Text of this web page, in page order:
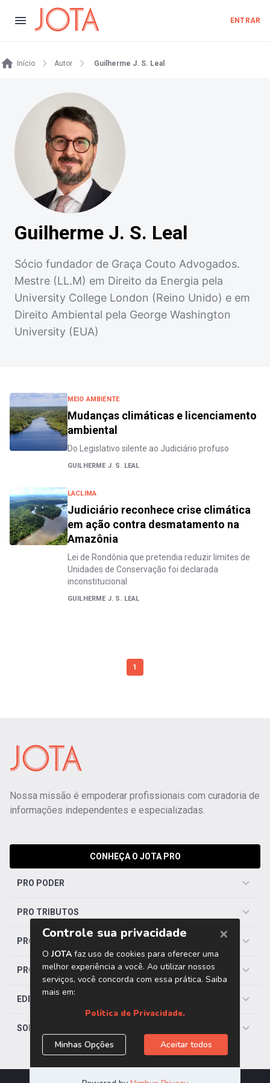
ENTRAR
Início Autor Guilherme J. S. Leal
Guilherme J. S. Leal
Sócio fundador de Graça Couto Advogados.
Mestre (LL.M) em Direito da Energia pela
University College London (Reino Unido) e em
Direito Ambiental pela George Washington
University (EUA)
MEIO AMBIENTE
Mudanças climáticas e licenciamento
ambiental
Do Legislativo silente ao Judiciário profuso
GUILHERME J. S. LEAL
LACLIMA
Judiciário reconhece crise climática
em ação contra desmatamento na
Amazônia
Lei de Rondônia que pretendia reduzir limites de
Unidades de Conservação foi declarada
inconstitucional
GUILHERME J. S. LEAL
1
Nossa missão é empoderar profissionais com curadoria de
informações independentes e especializadas.
CONHEÇA O JOTA PRO
PRO PODER
PRO TRIBUTOS
PRO TRABALHISTA
PRO SAÚDE
EDITORIAS
SOBRE O JOTA